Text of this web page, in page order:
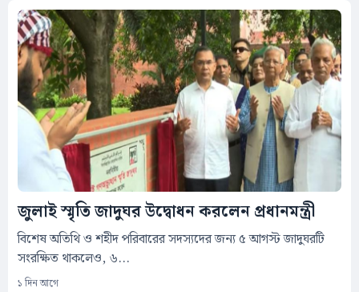
জুলাই স্মৃতি জাদুঘর উদ্বোধন করলেন প্রধানমন্ত্রী
বিশেষ অতিথি ও শহীদ পরিবারের সদস্যদের জন্য ৫ আগস্ট জাদুঘরটি
সংরক্ষিত থাকলেও, ৬...
১ দিন আগে